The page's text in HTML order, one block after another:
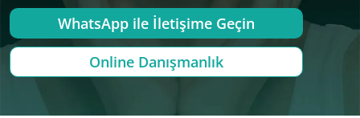
WhatsApp ile İletişime Geçin
Online Danışmanlık